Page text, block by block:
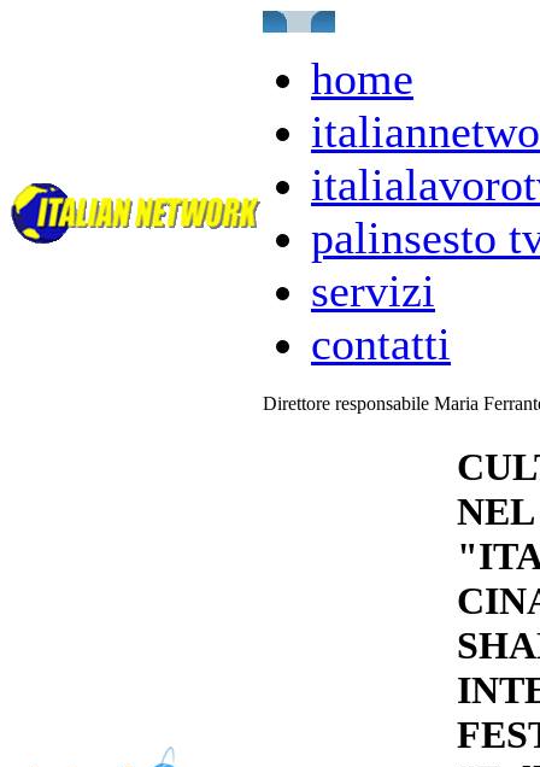
home
palinsesto
servizi
contatti
Direttore responsabile Maria